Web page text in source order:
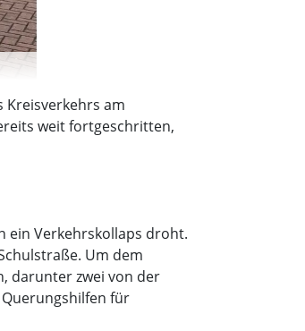
Kreisverkehrs am
weit fortgeschritten,
ein Verkehrskollaps droht.
Um dem
darunter zwei von der
für